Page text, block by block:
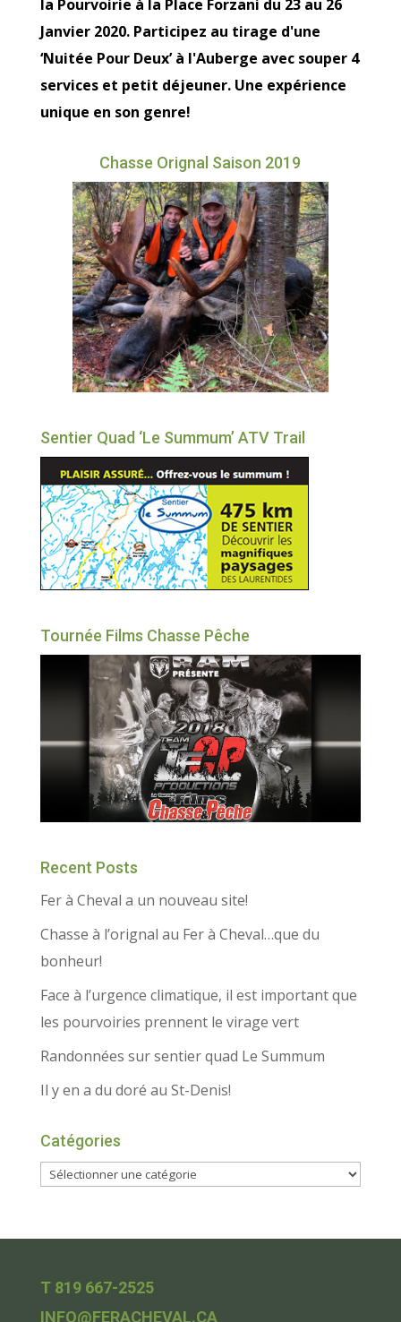
la Pourvoirie à la Place Forzani du 23 au 26
Janvier 2020. Participez au tirage d'une
‘Nuitée Pour Deux’ à l'Auberge avec souper 4
services et petit déjeuner. Une expérience
unique en son genre!
Chasse Orignal Saison 2019
Sentier Quad ‘Le Summum’ ATV Trail
Tournée Films Chasse Pêche
Recent Posts
Fer à Cheval a un nouveau site!
Chasse à l’orignal au Fer à Cheval…que du
bonheur!
Face à l’urgence climatique, il est important que
les pourvoiries prennent le virage vert
Randonnées sur sentier quad Le Summum
Il y en a du doré au St-Denis!
Catégories
T 819 667-2525
INFO@FERACHEVAL.CA